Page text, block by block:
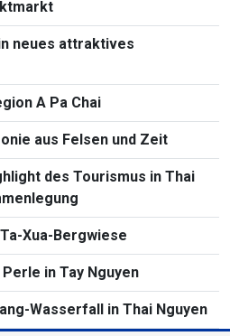
neues attraktives
A Pa Chai
aus Felsen und Zeit
des Tourismus in Thai
Xua-Bergwiese
in Tay Nguyen
Wasserfall in Thai Nguyen